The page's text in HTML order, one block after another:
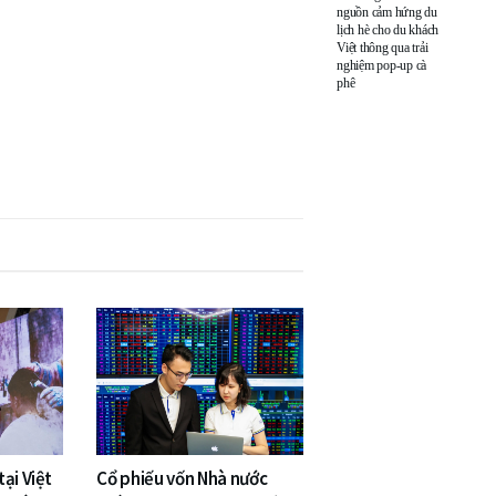
Việt
Cổ phiếu vốn Nhà nước
nguồn cảm hứng du
lịch hè cho du khách
Việt thông qua trải
nghiệm pop-up cà
phê